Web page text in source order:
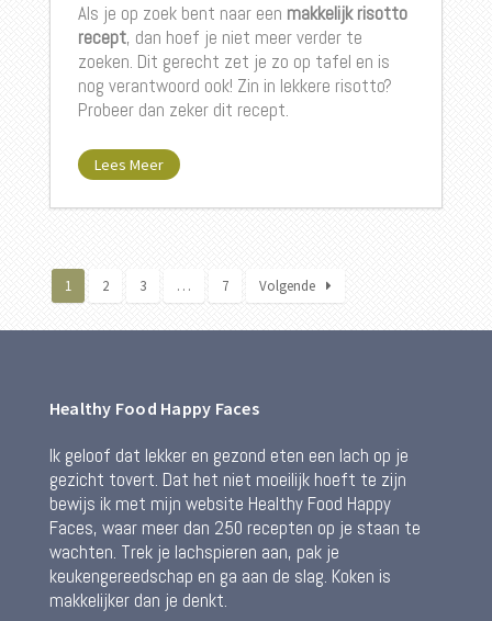
Als je op zoek bent naar een makkelijk risotto
recept, dan hoef je niet meer verder te
zoeken. Dit gerecht zet je zo op tafel en is
nog verantwoord ook! Zin in lekkere risotto?
Probeer dan zeker dit recept.
Lees Meer
1 2 3 … 7 Volgende
Healthy Food Happy Faces
Ik geloof dat lekker en gezond eten een lach op je
gezicht tovert. Dat het niet moeilijk hoeft te zijn
bewijs ik met mijn website Healthy Food Happy
Faces, waar meer dan 250 recepten op je staan te
wachten. Trek je lachspieren aan, pak je
keukengereedschap en ga aan de slag. Koken is
makkelijker dan je denkt.